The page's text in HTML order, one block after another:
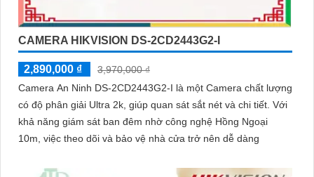
CAMERA HIKVISION DS-2CD2443G2-I
2,890,000 ₫
3,970,000 ₫
Camera An Ninh DS-2CD2443G2-I là một Camera chất lượng
có độ phân giải Ultra 2k, giúp quan sát sắt nét và chi tiết. Với
khả năng giám sát ban đêm nhờ công nghệ Hồng Ngoại
10m, việc theo dõi và bảo vệ nhà cửa trở nên dễ dàng